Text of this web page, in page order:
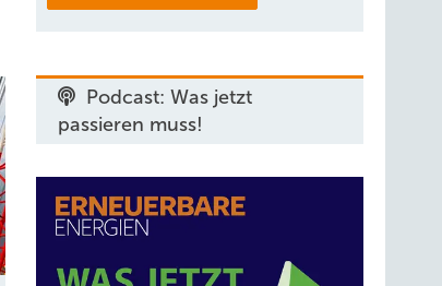
Podcast: Was jetzt
passieren muss!